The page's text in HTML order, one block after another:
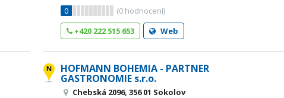
0
(0 hodnocení)
+420 222 515 653
Web
HOFMANN BOHEMIA - PARTNER
GASTRONOMIE s.r.o.
Chebská 2096, 356 01 Sokolov